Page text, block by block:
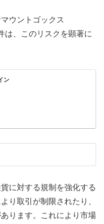
ウントゴックス
は、このリスクを顕著に
ン
に対する規制を強化する
り取引が制限されたり、
ります。これにより市場